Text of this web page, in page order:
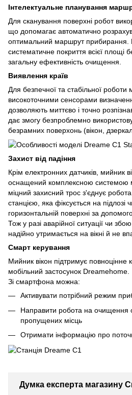
Інтелектуальне планування
Для сканування поверхні робот
що допомагає автоматично
оптимальний маршрут прибирання.
систематичне покриття всієї площі
загальну ефективність очищення.
Виявлення країв
Для безпечної та стабільної
високоточними сенсорами
дозволяють миттєво і точно
дає змогу безпроблемно
безрамних поверхонь (вікон,
Захист від падіння
Крім електронних датчиків, мийник
оснащений комплексною системою
міцний захисний трос з'єднує
станцією, яка фіксується на підлозі
горизонтальній поверхні за
Тож у разі аварійної ситуації чи
надійно утримається на вікні й не
Смарт керування
Мийник вікон підтримує
мобільний застосунок Dreamehome.
Зі смартфона можна:
Активувати потрібний режим
Направити робота на очищення
пропущених місць
Отримати інформацію про
Думка експерта магазину